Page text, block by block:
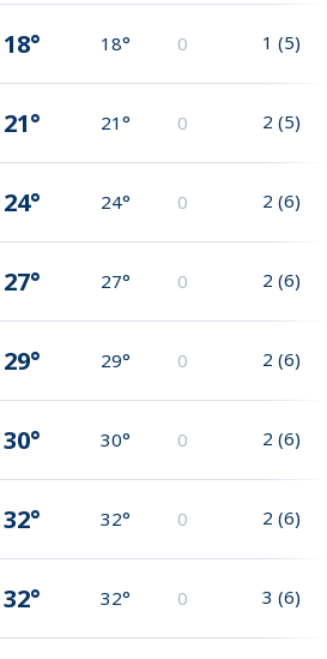
18° 18° 0 1 (5)
21° 21° 0 2 (5)
24° 24° 0 2 (6)
27° 27° 0 2 (6)
29° 29° 0 2 (6)
30° 30° 0 2 (6)
32° 32° 0 2 (6)
32° 32° 0 3 (6)